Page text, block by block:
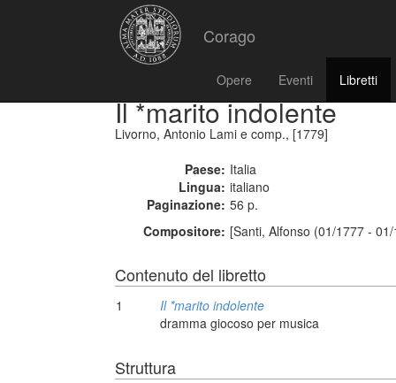
Corago
Opere Eventi Libretti
Il *marito indolente
Livorno, Antonio Lami e comp., [1779]
Paese: Italia
Lingua: italiano
Paginazione: 56 p.
Compositore: [Santi, Alfonso (01/1777 -
Contenuto del libretto
1
Il *marito indolente
dramma giocoso per musica
Struttura